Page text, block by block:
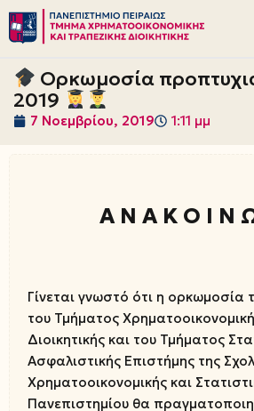
Μεταπηδήστε
στο
περιεχόμενο
Ορκωμοσία
2019
7 Νοεμβρίου, 2019 1:11 μμ
Α Ν Α Κ Ο Ι Ν
Γίνεται γνωστό ότι η
του Τμήματος
Διοικητικής και του Τμήματος
Ασφαλιστικής Επιστήμης της
Χρηματοοικονομικής και
Πανεπιστημίου θα